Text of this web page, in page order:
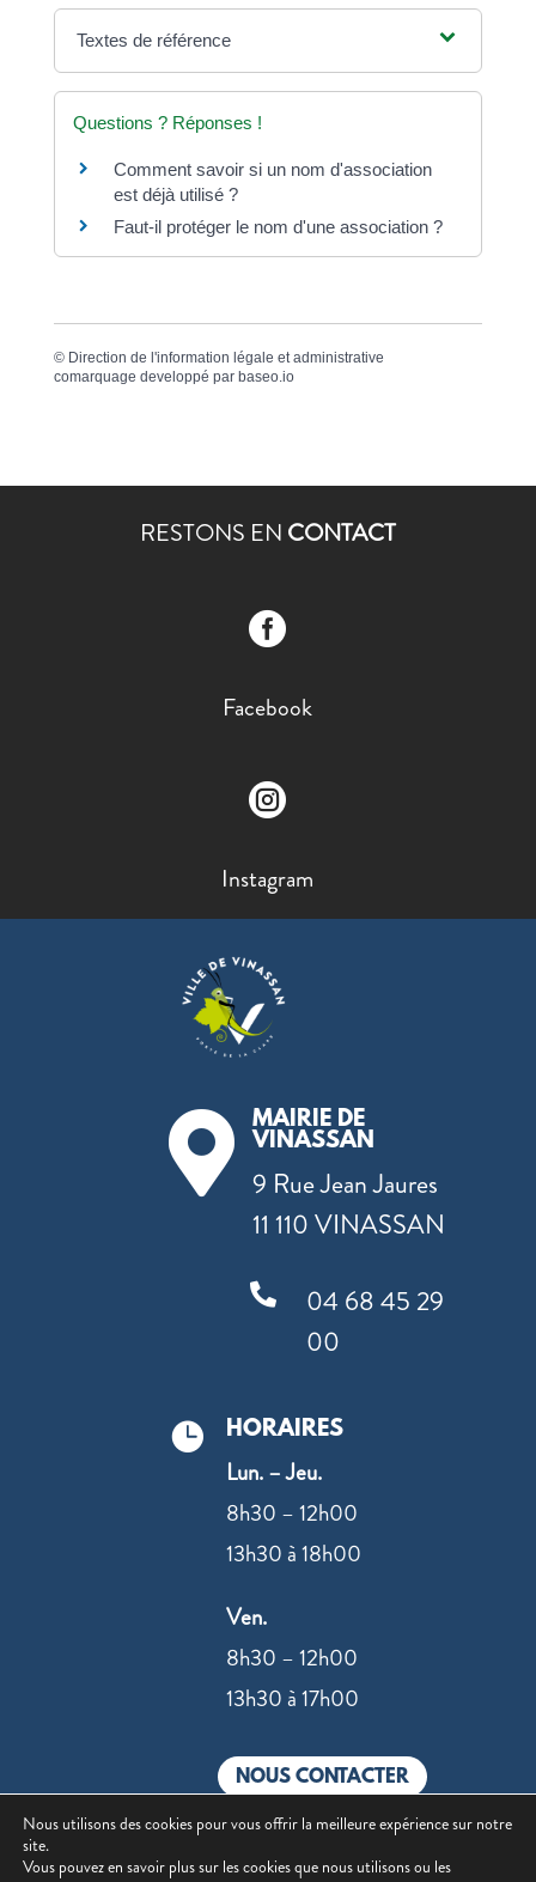
Textes de référence
Questions ? Réponses !
Comment savoir si un nom d'association
est déjà utilisé ?
Faut-il protéger le nom d'une association ?
© Direction de l'information légale et administrative
comarquage developpé par baseo.io
RESTONS EN CONTACT

Facebook

Instagram

MAIRIE DE
VINASSAN
9 Rue Jean Jaures
11 110 VINASSAN

04 68 45 29
00
 HORAIRES
Lun. – Jeu.
8h30 – 12h00
13h30 à 18h00
Ven.
8h30 – 12h00
13h30 à 17h00
NOUS CONTACTER
Nous utilisons des cookies pour vous offrir la meilleure expérience sur notre
site.
Vous pouvez en savoir plus sur les cookies que nous utilisons ou les